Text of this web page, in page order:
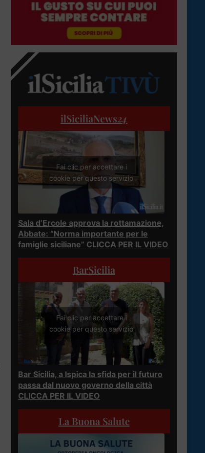
ilSiciliaNews24
Fai clic per accettare i
cookie per questo servizio
Sala d’Ercole approva la rottamazione,
Abbate: “Norma importante per le
famiglie siciliane” CLICCA PER IL VIDEO
BarSicilia
Fai clic per accettare i
cookie per questo servizio
Bar Sicilia, a Ispica la sfida per il futuro
passa dal nuovo governo della città
CLICCA PER IL VIDEO
La Buona Salute